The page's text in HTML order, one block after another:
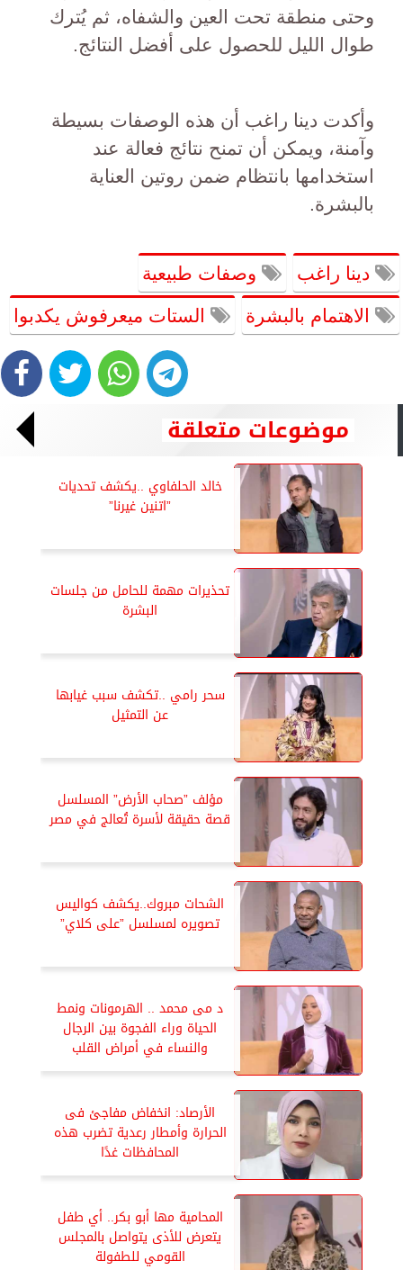
وحتى منطقة تحت العين والشفاه، ثم يُترك
طوال الليل للحصول على أفضل النتائج.
وأكدت دينا راغب أن هذه الوصفات بسيطة
وآمنة، ويمكن أن تمنح نتائج فعالة عند
استخدامها بانتظام ضمن روتين العناية
بالبشرة.
دينا راغب وصفات طبيعية
الاهتمام بالبشرة الستات ميعرفوش يكدبوا
موضوعات متعلقة
خالد الحلفاوي ..يكشف تحديات
”اتنين غيرنا”
تحذيرات مهمة للحامل من جلسات
البشرة
سحر رامي ..تكشف سبب غيابها
عن التمثيل
مؤلف ”صحاب الأرض” المسلسل
قصة حقيقة لأسرة تُعالج في مصر
الشحات مبروك..يكشف كواليس
تصويره لمسلسل ”على كلاي”
د مى محمد .. الهرمونات ونمط
الحياة وراء الفجوة بين الرجال
والنساء في أمراض القلب
الأرصاد: انخفاض مفاجئ فى
الحرارة وأمطار رعدية تضرب هذه
المحافظات غدًا
المحامية مها أبو بكر.. أي طفل
يتعرض للأذى يتواصل بالمجلس
القومي للطفولة